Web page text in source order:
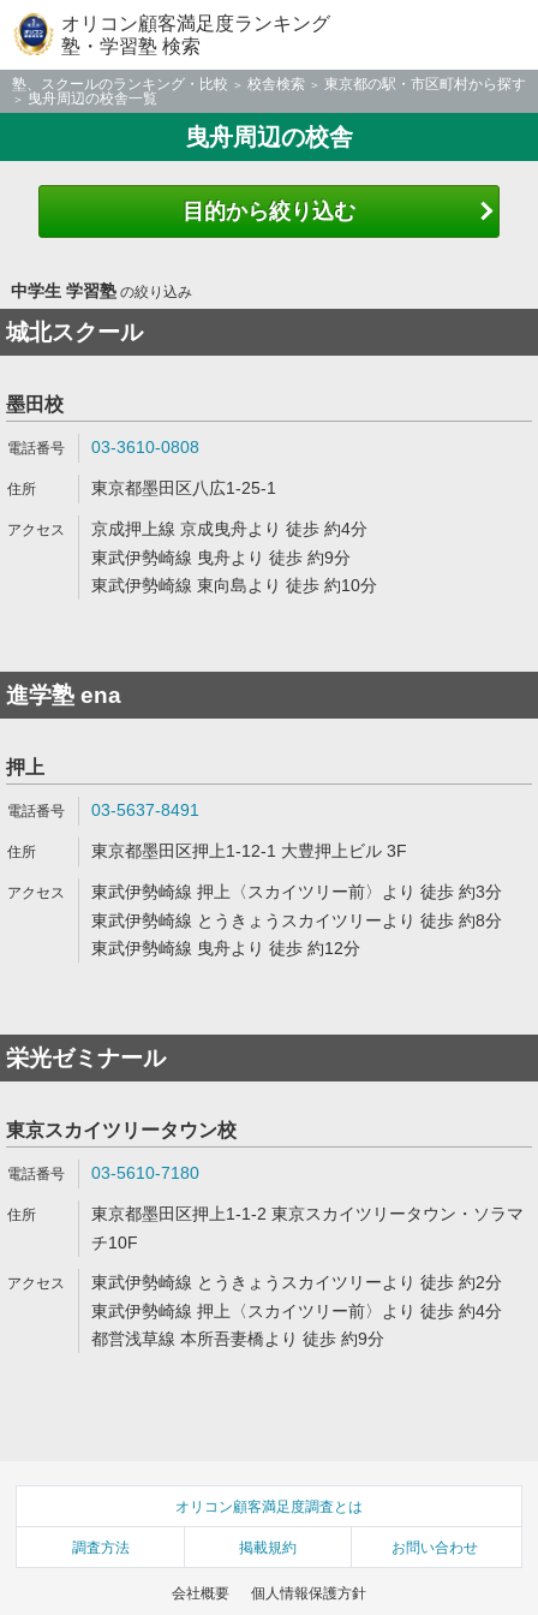
オリコン顧客満足度ランキング
塾・学習塾 検索
塾、スクールのランキング・比較 校舎検索
東京都の駅・市区町村から探す
曳舟周辺の校舎一覧
曳舟周辺の校舎
目的から絞り込む
中学生 学習塾の絞り込み
城北スクール
墨田校
03-3610-0808
東京都墨田区八広1-25-1
京成押上線 京成曳舟より 徒歩 約4分
東武伊勢崎線 曳舟より 徒歩 約9分
東武伊勢崎線 東向島より 徒歩 約10分
進学塾 ena
押上
03-5637-8491
東京都墨田区押上1-12-1 大豊押上ビル 3F
東武伊勢崎線 押上〈スカイツリー前〉より 徒歩 約3分
東武伊勢崎線 とうきょうスカイツリーより 徒歩 約8分
東武伊勢崎線 曳舟より 徒歩 約12分
栄光ゼミナール
東京スカイツリータウン校
03-5610-7180
東京都墨田区押上1-1-2 東京スカイツリータウン・ソラマ
チ10F
東武伊勢崎線 とうきょうスカイツリーより 徒歩 約2分
東武伊勢崎線 押上〈スカイツリー前〉より 徒歩 約4分
都営浅草線 本所吾妻橋より 徒歩 約9分
オリコン顧客満足度調査とは
調査方法 掲載規約 お問い合わせ
会社概要 個人情報保護方針